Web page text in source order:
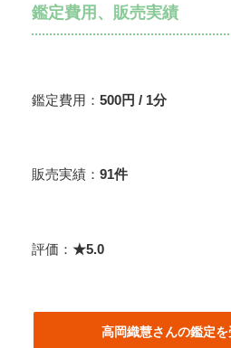
鑑定費用、販売実績
鑑定費用： 500円 / 1分
販売実績： 91件
評価： ★5.0
高岡織慧さんの鑑定を